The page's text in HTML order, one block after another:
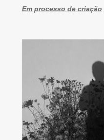
Em processo de criação